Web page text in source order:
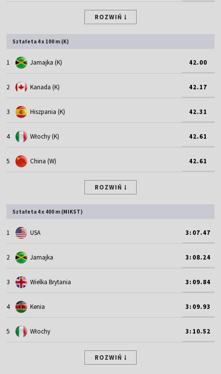
ROZWIŃ
Sztafeta 4 x 100 m (K)
1 Jamajka (K) 42.00
2 Kanada (K) 42.17
3 Hiszpania (K) 42.31
4 Włochy (K) 42.61
5 China (W) 42.61
ROZWIŃ
Sztafeta 4 x 400 m (MIKST)
1 USA 3:07.47
2 Jamajka 3:08.24
3 Wielka Brytania 3:09.84
4 Kenia 3:09.93
5 Włochy 3:10.52
ROZWIŃ